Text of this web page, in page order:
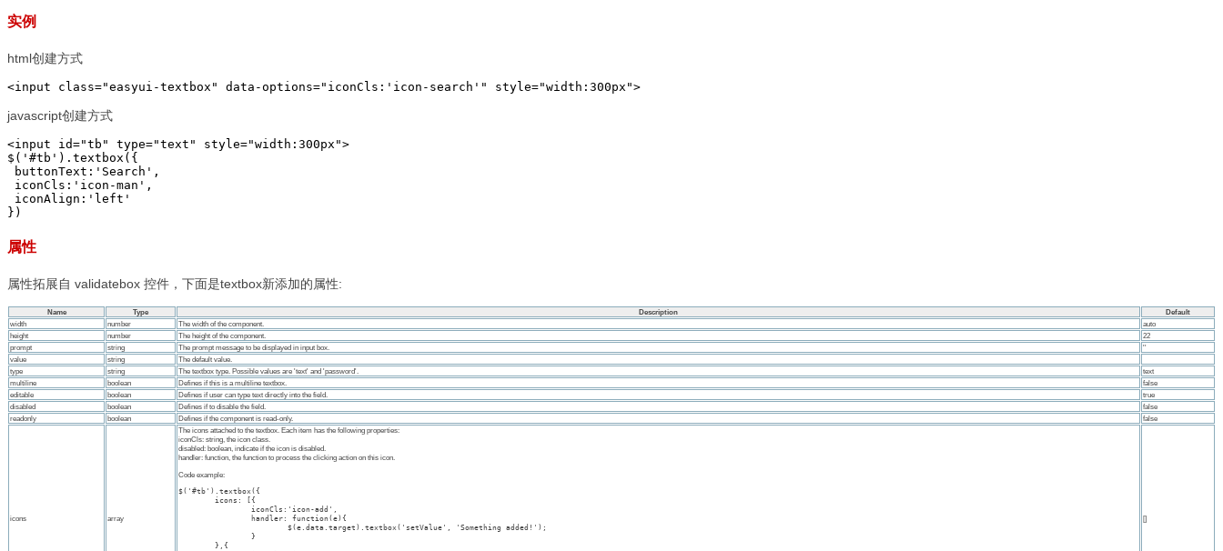
实例
html创建方式
<input class="easyui-textbox" data-options="iconCls:'icon-search'" style="width:300px">
javascript创建方式
<input id="tb" type="text" style="width:300px">
$('#tb').textbox({
buttonText:'Search',
iconCls:'icon-man',
iconAlign:'left'
})
属性
属性拓展自 validatebox 控件，下面是textbox新添加的属性: